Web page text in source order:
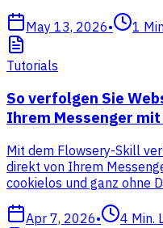
May 13, 2026• 1
Tutorials
So verfolgen Sie
Ihrem Messenger
Mit dem Flowsery-Skill
direkt von Ihrem
cookielos und ganz ohne
Apr 7, 2026• 4 Min.